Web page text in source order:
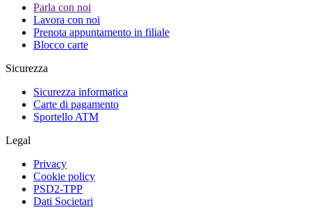
Parla con noi
Lavora con noi
Prenota appuntamento in filiale
Blocco carte
Sicurezza
Sicurezza informatica
Carte di pagamento
Sportello ATM
Legal
Privacy
Cookie policy
PSD2-TPP
Dati Societari